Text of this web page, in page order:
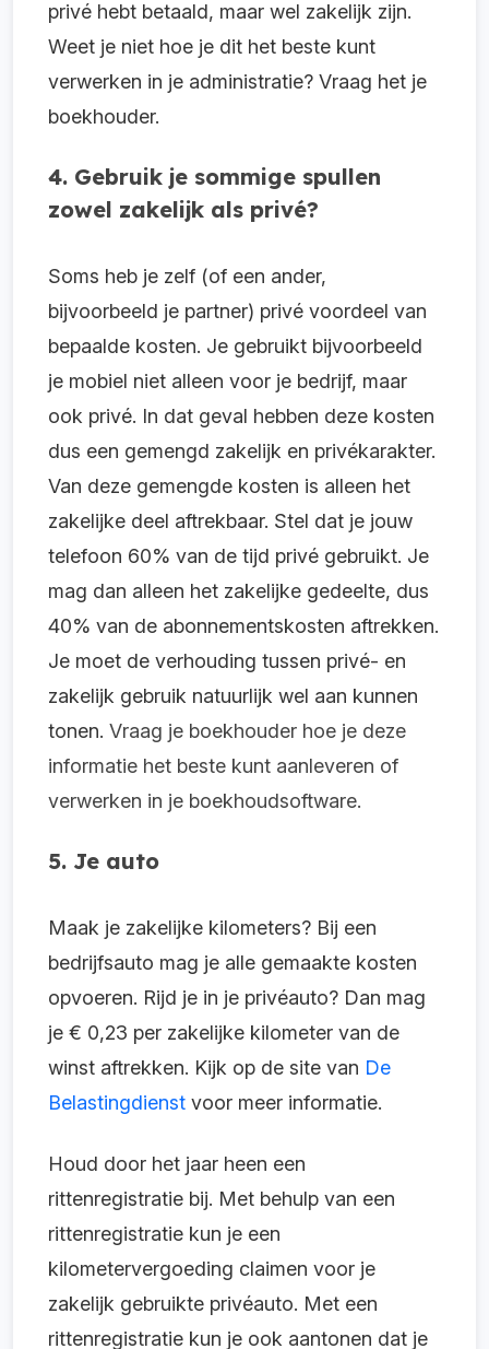
privé hebt betaald, maar wel zakelijk zijn.
Weet je niet hoe je dit het beste kunt
verwerken in je administratie? Vraag het je
boekhouder.
4. Gebruik je sommige spullen
zowel zakelijk als privé?
Soms heb je zelf (of een ander,
bijvoorbeeld je partner) privé voordeel van
bepaalde kosten. Je gebruikt bijvoorbeeld
je mobiel niet alleen voor je bedrijf, maar
ook privé. In dat geval hebben deze kosten
dus een gemengd zakelijk en privékarakter.
Van deze gemengde kosten is alleen het
zakelijke deel aftrekbaar. Stel dat je jouw
telefoon 60% van de tijd privé gebruikt. Je
mag dan alleen het zakelijke gedeelte, dus
40% van de abonnementskosten aftrekken.
Je moet de verhouding tussen privé- en
zakelijk gebruik natuurlijk wel aan kunnen
tonen. Vraag je boekhouder hoe je deze
informatie het beste kunt aanleveren of
verwerken in je boekhoudsoftware.
5. Je auto
Maak je zakelijke kilometers? Bij een
bedrijfsauto mag je alle gemaakte kosten
opvoeren. Rijd je in je privéauto? Dan mag
je € 0,23 per zakelijke kilometer van de
winst aftrekken. Kijk op de site van De
Belastingdienst voor meer informatie.
Houd door het jaar heen een
rittenregistratie bij. Met behulp van een
rittenregistratie kun je een
kilometervergoeding claimen voor je
zakelijk gebruikte privéauto. Met een
rittenregistratie kun je ook aantonen dat je